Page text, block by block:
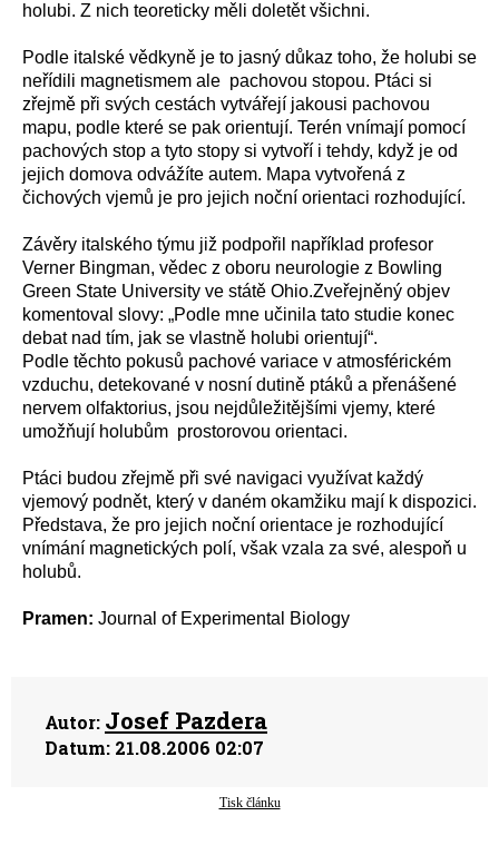
holubi. Z nich teoreticky měli doletět všichni.
Podle italské vědkyně je to jasný důkaz toho, že holubi se
neřídili magnetismem ale pachovou stopou. Ptáci si
zřejmě při svých cestách vytvářejí jakousi pachovou
mapu, podle které se pak orientují. Terén vnímají pomocí
pachových stop a tyto stopy si vytvoří i tehdy, když je od
jejich domova odvážíte autem. Mapa vytvořená z
čichových vjemů je pro jejich noční orientaci rozhodující.
Závěry italského týmu již podpořil například profesor
Verner Bingman, vědec z oboru neurologie z Bowling
Green State University ve státě Ohio.Zveřejněný objev
komentoval slovy: „Podle mne učinila tato studie konec
debat nad tím, jak se vlastně holubi orientují“.
Podle těchto pokusů pachové variace v atmosférickém
vzduchu, detekované v nosní dutině ptáků a přenášené
nervem olfaktorius, jsou nejdůležitějšími vjemy, které
umožňují holubům prostorovou orientaci.
Ptáci budou zřejmě při své navigaci využívat každý
vjemový podnět, který v daném okamžiku mají k dispozici.
Představa, že pro jejich noční orientace je rozhodující
vnímání magnetických polí, však vzala za své, alespoň u
holubů.
Pramen: Journal of Experimental Biology
Autor: Josef Pazdera
Datum: 21.08.2006 02:07
Tisk článku